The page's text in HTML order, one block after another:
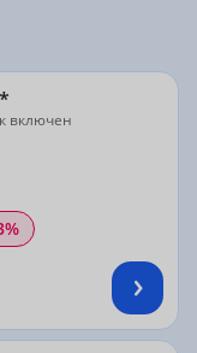
включен